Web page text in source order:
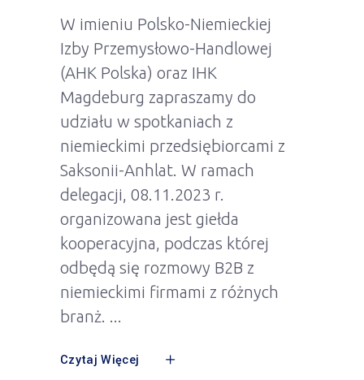
W imieniu Polsko-Niemieckiej
Izby Przemysłowo-Handlowej
(AHK Polska) oraz IHK
Magdeburg zapraszamy do
udziału w spotkaniach z
niemieckimi przedsiębiorcami z
Saksonii-Anhlat. W ramach
delegacji, 08.11.2023 r.
organizowana jest giełda
kooperacyjna, podczas której
odbędą się rozmowy B2B z
niemieckimi firmami z różnych
branż.
Czytaj Więcej